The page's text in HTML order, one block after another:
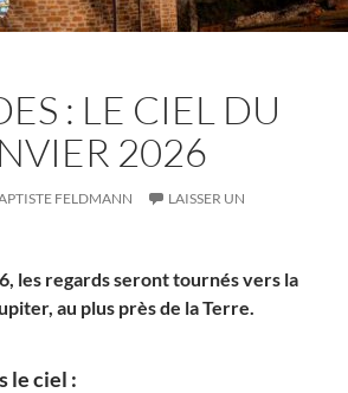
: LE CIEL DU
2026
FELDMANN
LAISSER UN
les regards seront tournés vers la
au plus près de la Terre.
le ciel :